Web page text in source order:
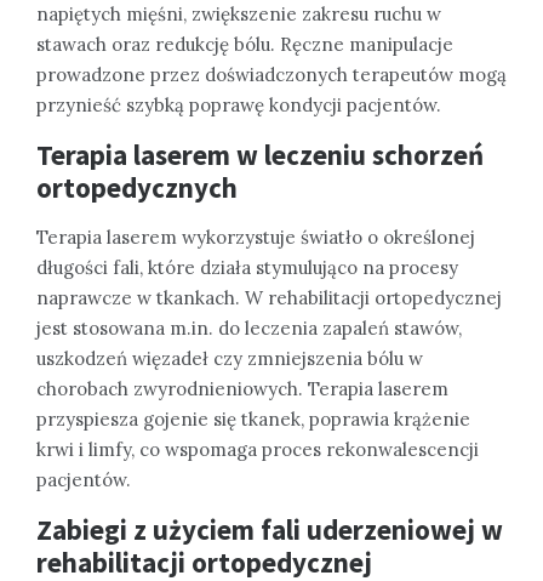
napiętych mięśni, zwiększenie zakresu ruchu w
stawach oraz redukcję bólu. Ręczne manipulacje
prowadzone przez doświadczonych terapeutów mogą
przynieść szybką poprawę kondycji pacjentów.
Terapia laserem w leczeniu schorzeń
ortopedycznych
Terapia laserem wykorzystuje światło o określonej
długości fali, które działa stymulująco na procesy
naprawcze w tkankach. W rehabilitacji ortopedycznej
jest stosowana m.in. do leczenia zapaleń stawów,
uszkodzeń więzadeł czy zmniejszenia bólu w
chorobach zwyrodnieniowych. Terapia laserem
przyspiesza gojenie się tkanek, poprawia krążenie
krwi i limfy, co wspomaga proces rekonwalescencji
pacjentów.
Zabiegi z użyciem fali uderzeniowej w
rehabilitacji ortopedycznej